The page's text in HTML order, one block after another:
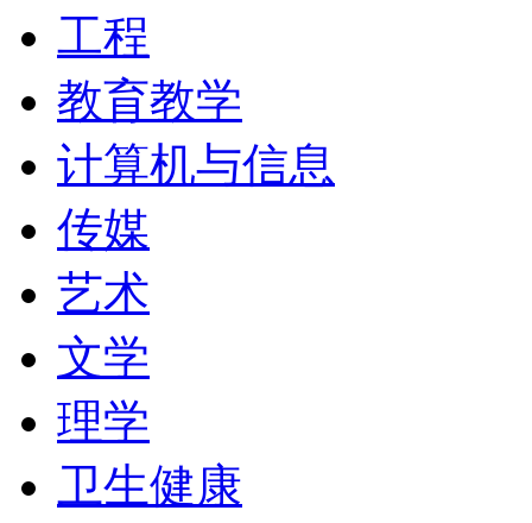
因此有许多合作及贊助
的研究机构。除了一般
备外，学生们可从事游
圣路易斯大学Saint Loui
名学生，学院提供10个
专业，包括MBA，金融
业硕士，以及商业管理
己的特色，课程设置结
工程
教育教学
计算机与信息
传媒
艺术
文学
理学
卫生健康